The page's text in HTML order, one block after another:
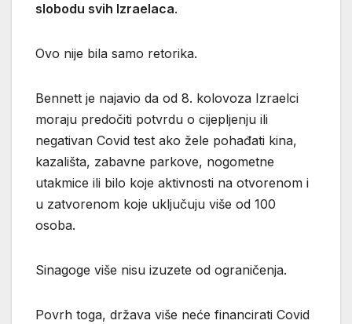
slobodu svih Izraelaca.
Ovo nije bila samo retorika.
Bennett je najavio da od 8. kolovoza Izraelci
moraju predočiti potvrdu o cijepljenju ili
negativan Covid test ako žele pohađati kina,
kazališta, zabavne parkove, nogometne
utakmice ili bilo koje aktivnosti na otvorenom i
u zatvorenom koje uključuju više od 100
osoba.
Sinagoge više nisu izuzete od ograničenja.
Povrh toga, država više neće financirati Covid